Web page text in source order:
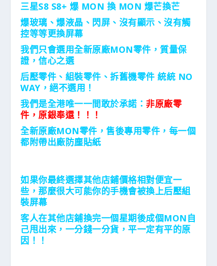
三星S8 S8+ 爆 MON 換 MON 爆芒換芒
爆玻璃、爆液晶、閃屏、沒有顯示、沒有觸
控等等更換屏幕
我們只會選用全新原廠MON零件，質量保
證，信心之選
后壓零件、組裝零件、拆舊機零件 統統 NO
WAY，絕不選用！
我們是全港唯一一間敢於承諾： 非原廠零
件，原銀奉還！！！
全新原廠MON零件，售後專用零件，每一個
都附帶出廠防塵貼紙
如果你最終選擇其他店鋪價格相對便宜一
些，那麼很大可能你的手機會被換上后壓組
裝屏幕
客人在其他店鋪換完一個星期後成個MON自
己甩出來，一分錢一分貨，平一定有平的原
因！！